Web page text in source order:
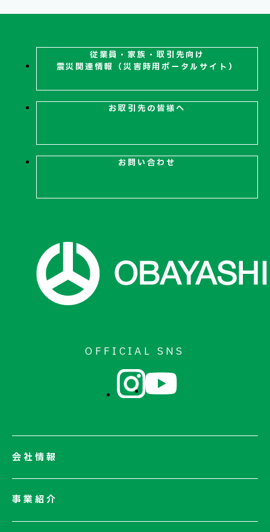
従業員・家族・取引先向け
震災関連情報（災害時用ポータルサイト）
お取引先の皆様へ
お問い合わせ
OFFICIAL SNS
会社情報
会社情報一覧
事業紹介